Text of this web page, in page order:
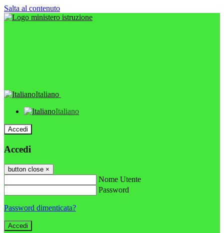
Salta al contenuto
Italiano
Italiano
Accedi
Accedi
button close ×
Nome Utente
Password
Password dimenticata?